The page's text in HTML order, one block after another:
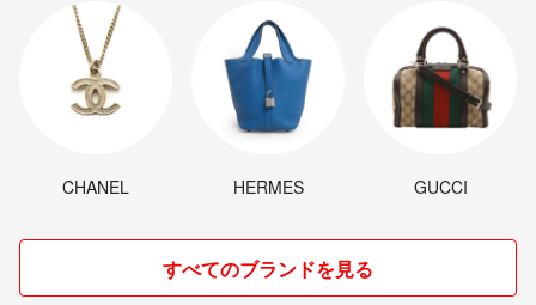
CHANEL HERMES GUCCI
すべてのブランドを見る